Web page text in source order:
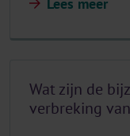
Wat zijn de
verbreking